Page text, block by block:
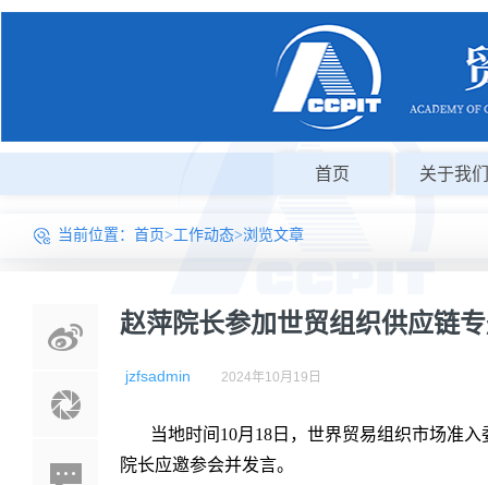
首页 关于我们
当前位置： 首页>工作动态>浏览文章
赵萍院长参加世贸组织供应链
jzfsadmin 2024年10月19日
当地时间10月18日，世界贸易组织市场准
院长应邀参会并发言。